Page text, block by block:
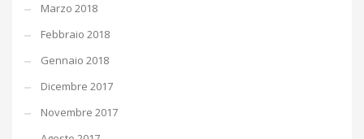
Marzo 2018
Febbraio 2018
Gennaio 2018
Dicembre 2017
Novembre 2017